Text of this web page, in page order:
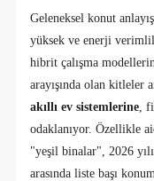
Geleneksel konut
yüksek ve enerji
hibrit çalışma
arayışında olan kitleler
akıllı ev sistemlerine ,
odaklanıyor. Özellikle
"yeşil binalar", 2026
arasında liste başı